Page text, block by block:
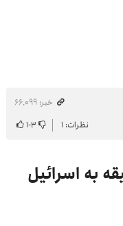
خبر: ۶۶٬۰۹۹
نظرات: ۱ ۳-۱
ایران طی ۱۰دقیقه به اسرائیل